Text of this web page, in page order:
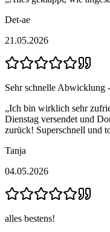
Det-ae
21.05.2026
Sehr schnelle Abwicklung
„Ich bin wirklich sehr
Dienstag versendet und
zurück! Superschnell und
Tanja
04.05.2026
alles bestens!